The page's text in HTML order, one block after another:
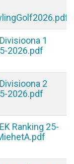
Divisioona 1
2026.pdf
Divisioona 2
2026.pdf
EK Ranking 25-